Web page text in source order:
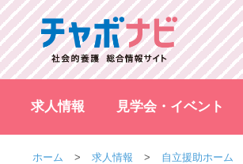
求人情報 見学会・イベント
ホーム 求人情報
自立援助ホーム